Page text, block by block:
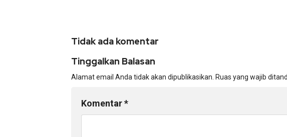
Tidak ada komentar
Tinggalkan Balasan
Alamat email Anda tidak akan dipublikasikan. Ruas yang wajib
Komentar*